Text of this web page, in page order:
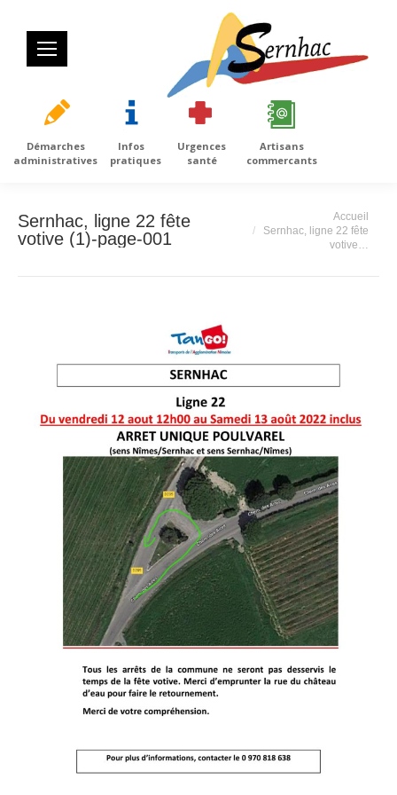
Démarches
administratives
Infos
pratiques
Urgences
santé
Artisans
commercants
Sernhac, ligne 22 fête
votive (1)-page-001
Vous êtes ici :Accueil
Sernhac, ligne 22 fête
votive…